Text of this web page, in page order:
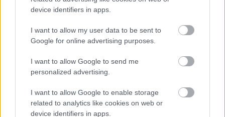
device identifiers in apps.
I want to allow my user data to be sent to
Google for online advertising purposes.
I want to allow Google to send me
personalized advertising.
I want to allow Google to enable storage
related to analytics like cookies on web or
device identifiers in apps.
Hírlevél feliratkozás
Adja meg keresztnevét:
Adja
meg e-mail címét: